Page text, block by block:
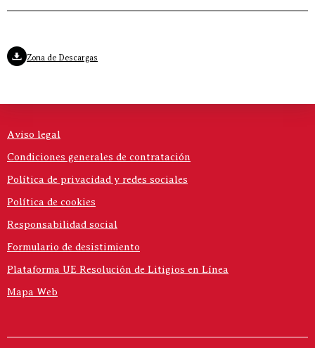
Zona de Descargas
Aviso legal
Condiciones generales de contratación
Política de privacidad y redes sociales
Política de cookies
Responsabilidad social
Formulario de desistimiento
Plataforma UE Resolución de Litigios en Línea
Mapa Web